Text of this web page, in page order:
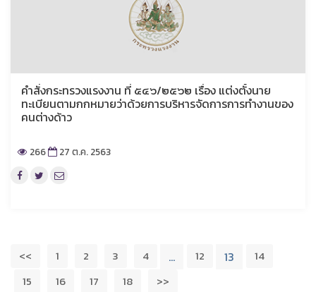
คำสั่งกระทรวงแรงงาน ที่ ๕๔๖/๒๕๖๒ เรื่อง แต่งตั้งนาย
ทะเบียนตามกกหมายว่าด้วยการบริหารจัดการการทำงานของ
คนต่างด้าว
266 27 ต.ค. 2563
<< 1 2 3 4 … 12 13
14
15
16 17 18 >>